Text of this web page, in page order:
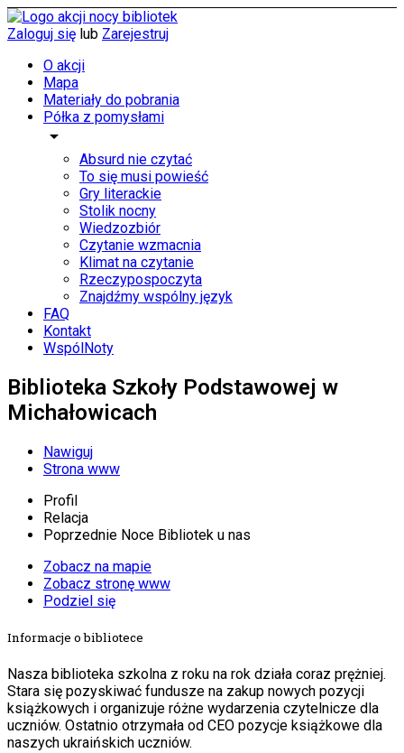
Zaloguj się lub Zarejestruj
O akcji
Mapa
Materiały do pobrania
Półka z pomysłami
arrow_drop_down
Absurd nie czytać
To się musi powieść
Gry literackie
Stolik nocny
Wiedzozbiór
Czytanie wzmacnia
Klimat na czytanie
Rzeczypospoczyta
Znajdźmy wspólny język
FAQ
Kontakt
WspólNoty
Biblioteka Szkoły Podstawowej w
Michałowicach
Nawiguj
Strona www
Profil
Relacja
Poprzednie Noce Bibliotek u nas
Zobacz na mapie
Zobacz stronę www
Podziel się
Informacje o bibliotece
Nasza biblioteka szkolna z roku na rok działa coraz prężniej.
Stara się pozyskiwać fundusze na zakup nowych pozycji
książkowych i organizuje różne wydarzenia czytelnicze dla
uczniów. Ostatnio otrzymała od CEO pozycje książkowe dla
naszych ukraińskich uczniów.